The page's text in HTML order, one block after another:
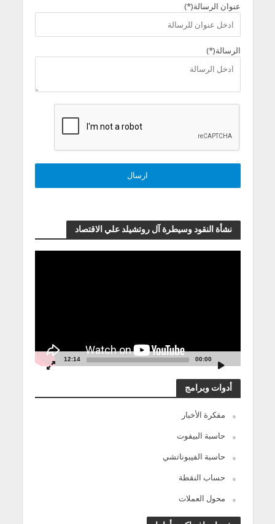
عنوان الرسالة(*)
الرسالة(*)
نشأة النقود وسيطرة آل روتشيلد علي الاقتصاد
00:00
12:14
أدوات وبرامج
مفكرة الأخبار
حاسبة البيفوت
حاسبة الفيبوناتشي
حساب النقطة
محول العملات